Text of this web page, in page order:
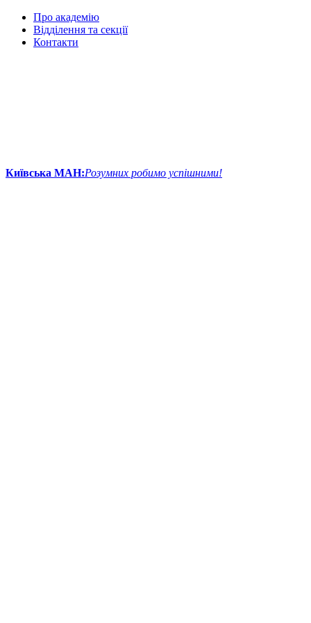
Про академію
Відділення та секції
Контакти
Київська МАН:Розумних робимо успішними!